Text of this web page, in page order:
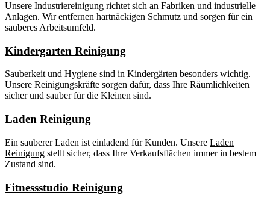
Unsere Industriereinigung richtet sich an Fabriken und industrielle
Anlagen. Wir entfernen hartnäckigen Schmutz und sorgen für ein
sauberes Arbeitsumfeld.
Kindergarten Reinigung
Sauberkeit und Hygiene sind in Kindergärten besonders wichtig.
Unsere Reinigungskräfte sorgen dafür, dass Ihre Räumlichkeiten
sicher und sauber für die Kleinen sind.
Laden Reinigung
Ein sauberer Laden ist einladend für Kunden. Unsere Laden
Reinigung stellt sicher, dass Ihre Verkaufsflächen immer in bestem
Zustand sind.
Fitnessstudio Reinigung